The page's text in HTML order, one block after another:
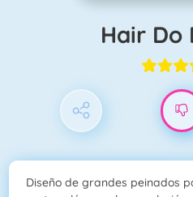
Hair
Diseño de grandes peinados